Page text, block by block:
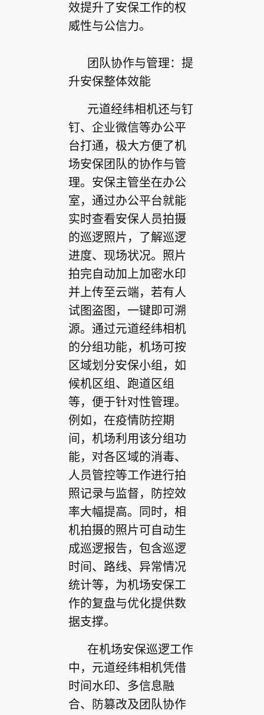
效提升了安保工作的权
威性与公信力。
团队协作与管理：提
升安保整体效能
元道经纬相机还与钉
钉、企业微信等办公平
台打通，极大方便了机
场安保团队的协作与管
理。安保主管坐在办公
室，通过办公平台就能
实时查看安保人员拍摄
的巡逻照片，了解巡逻
进度、现场状况。照片
拍完自动加上加密水印
并上传至云端，若有人
试图盗图，一键即可溯
源。通过元道经纬相机
的分组功能，机场可按
区域划分安保小组，如
候机区组、跑道区组
等，便于针对性管理。
例如，在疫情防控期
间，机场利用该分组功
能，对各区域的消毒、
人员管控等工作进行拍
照记录与监督，防控效
率大幅提高。同时，相
机拍摄的照片可自动生
成巡逻报告，包含巡逻
时间、路线、异常情况
统计等，为机场安保工
作的复盘与优化提供数
据支撑。
在机场安保巡逻工作
中，元道经纬相机凭借
时间水印、多信息融
合、防篡改及团队协作